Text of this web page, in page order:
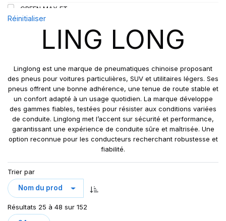
112
112/110
115
115/113
121/120
122/118
131
158/150
GREEN MAX ET
GREEN MAX HP 010
GREEN MAX HP010
GREEN MAX VAN
GRIP MASTER
KCA651
LB01
LB01N**
LL25
LL 102
LL102
LLA08
LLF26
Réinitialiser
LING LONG
Linglong est une marque de pneumatiques chinoise proposant
des pneus pour voitures particulières, SUV et utilitaires légers. Ses
pneus offrent une bonne adhérence, une tenue de route stable et
un confort adapté à un usage quotidien. La marque développe
des gammes fiables, testées pour résister aux conditions variées
de conduite. Linglong met l’accent sur sécurité et performance,
garantissant une expérience de conduite sûre et maîtrisée. Une
option reconnue pour les conducteurs recherchant robustesse et
fiabilité.
Trier par
Résultats 25 à 48 sur 152